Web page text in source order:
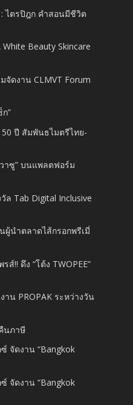
ไตรปิฎก คำสอนมีชีวิต
White Beauty Skincare
จัดงาน CLMVT Forum
”
ปี สัมพันธไมตรีไทย-
าซู” บนแพลตฟอร์ม
ล Tab Digital Inclusive
ผู้นำตลาดไส้กรอกพรีเมี่
ส์!! ดึง “โต้ง TWOPEE”
าน PROPAK ระหว่างวัน
นภาษี
จัดงาน “Bangkok
จัดงาน “Bangkok